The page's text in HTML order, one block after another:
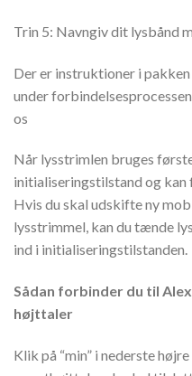
Trin 5: Navngiv dit lysbånd
Der er instruktioner i
under
os
Når lysstrimlen bruges
initialiseringstilstand og kan
Hvis du skal udskifte ny
lysstrimmel, kan du tænde
ind i initialiseringstilstanden.
Sådan forbinder du til
højttaler
Klik på “min” i nederste